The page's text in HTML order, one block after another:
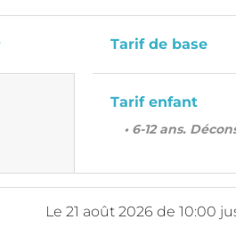
Tarif de base
Tarif enfant
• 6-12 ans.
Le 21 août 2026 de 10:00